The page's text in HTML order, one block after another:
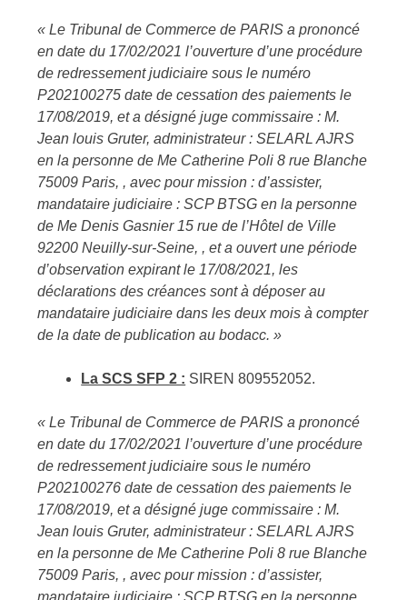
« Le Tribunal de Commerce de PARIS a prononcé
en date du 17/02/2021 l’ouverture d’une procédure
de redressement judiciaire sous le numéro
P202100275 date de cessation des paiements le
17/08/2019, et a désigné juge commissaire : M.
Jean louis Gruter, administrateur : SELARL AJRS
en la personne de Me Catherine Poli 8 rue Blanche
75009 Paris, , avec pour mission : d’assister,
mandataire judiciaire : SCP BTSG en la personne
de Me Denis Gasnier 15 rue de l’Hôtel de Ville
92200 Neuilly-sur-Seine, , et a ouvert une période
d’observation expirant le 17/08/2021, les
déclarations des créances sont à déposer au
mandataire judiciaire dans les deux mois à compter
de la date de publication au bodacc. »
La SCS SFP 2 : SIREN 809552052.
« Le Tribunal de Commerce de PARIS a prononcé
en date du 17/02/2021 l’ouverture d’une procédure
de redressement judiciaire sous le numéro
P202100276 date de cessation des paiements le
17/08/2019, et a désigné juge commissaire : M.
Jean louis Gruter, administrateur : SELARL AJRS
en la personne de Me Catherine Poli 8 rue Blanche
75009 Paris, , avec pour mission : d’assister,